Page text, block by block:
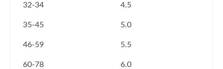
32-34 4.5
35-45 5.0
46-59 5.5
60-78 6.0